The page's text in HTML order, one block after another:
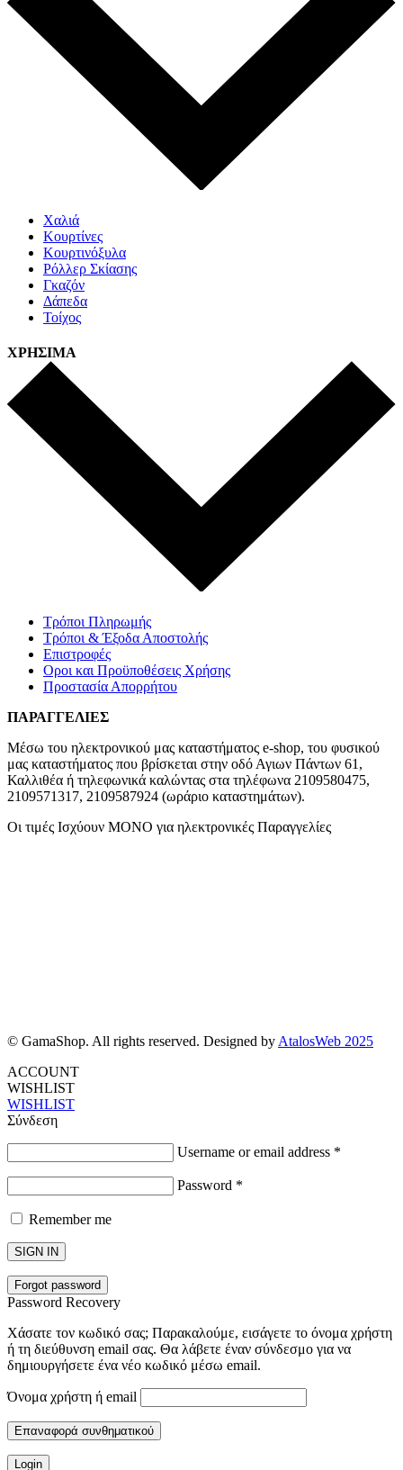
Χαλιά
Κουρτίνες
Κουρτινόξυλα
Ρόλλερ Σκίασης
Γκαζόν
Δάπεδα
Τοίχος
ΧΡΗΣΙΜΑ
Τρόποι Πληρωμής
Τρόποι & Έξοδα Αποστολής
Επιστροφές
Οροι και Προϋποθέσεις Χρήσης
Προστασία Απορρήτου
ΠΑΡΑΓΓΕΛΙΕΣ
Μέσω του ηλεκτρονικού μας καταστήματος e-shop, του φυσικού
μας καταστήματος που βρίσκεται στην οδό Αγιων Πάντων 61,
Καλλιθέα ή τηλεφωνικά καλώντας στα τηλέφωνα 2109580475,
2109571317, 2109587924 (ωράριο καταστημάτων).
Οι τιμές Ισχύουν ΜΟΝΟ για ηλεκτρονικές Παραγγελίες
© GamaShop. All rights reserved. Designed by AtalosWeb 2025
ACCOUNT
WISHLIST
WISHLIST
Σύνδεση
Username or email address *
Password *
Remember me
SIGN IN
Forgot password
Password Recovery
Χάσατε τον κωδικό σας; Παρακαλούμε, εισάγετε το όνομα χρήστη
ή τη διεύθυνση email σας. Θα λάβετε έναν σύνδεσμο για να
δημιουργήσετε ένα νέο κωδικό μέσω email.
Όνομα χρήστη ή email
Επαναφορά συνθηματικού
Login